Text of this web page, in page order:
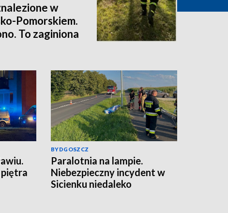
w
Pomorskiem.
To zaginiona
piętra
BYDGOSZCZ
Paralotnia na lampie.
Niebezpieczny incydent w
Sicienku niedaleko